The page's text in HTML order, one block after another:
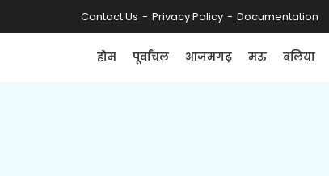
Contact Us Privacy Policy Documentation
होम पूर्वांचल आजमगढ़ मऊ बलिया